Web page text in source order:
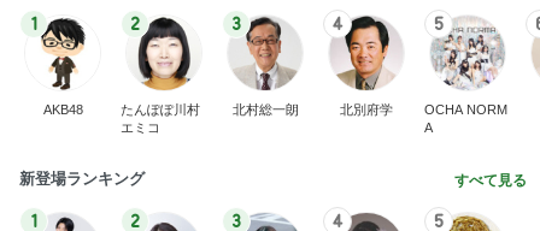
1
AKB48
2
たんぽぽ川村
エミコ
3
北村総一朗
4
北別府学
5
OCHA NORM
A
新登場ランキング すべて見る
1 2 3 4 5